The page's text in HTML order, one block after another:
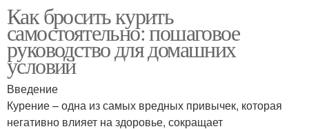
Как бросить курить
самостоятельно: пошаговое
руководство для домашних
условий
Введение
Курение – одна из самых вредных привычек, которая
негативно влияет на здоровье, сокращает